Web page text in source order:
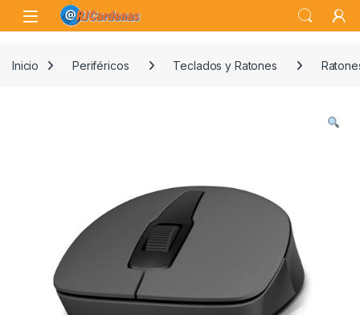
Skip to navigation
Skip to content
Open
Inicio Periféricos Teclados y Ratones